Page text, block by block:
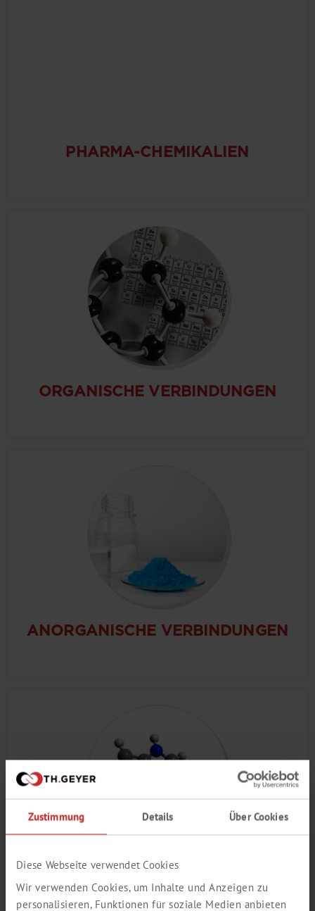
Zustimmung Details Über Cookies
Diese Webseite verwendet Cookies
Wir verwenden Cookies, um Inhalte und Anzeigen zu
personalisieren, Funktionen für soziale Medien anbieten
PHARMA-CHEMIKALIEN
ORGANISCHE VERBINDUNGEN
ANORGANISCHE VERBINDUNGEN
HETEROZYKLISCHE
VERBINDUNGEN